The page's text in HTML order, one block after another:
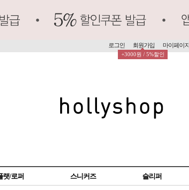
로그인 회원가입
+3000원 / 5%할인
마이페이지
랫/로퍼 스니커즈 슬리퍼